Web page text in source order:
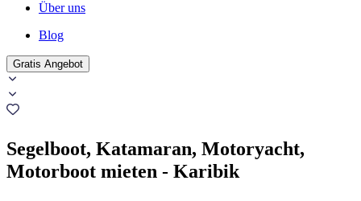
Über uns
Blog
Gratis Angebot
Segelboot, Katamaran, Motoryacht,
Motorboot mieten - Karibik